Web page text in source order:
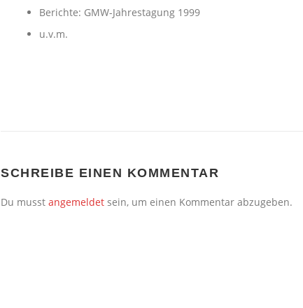
Berichte: GMW-Jahrestagung 1999
u.v.m.
SCHREIBE EINEN KOMMENTAR
Du musst angemeldet sein, um einen Kommentar abzugeben.